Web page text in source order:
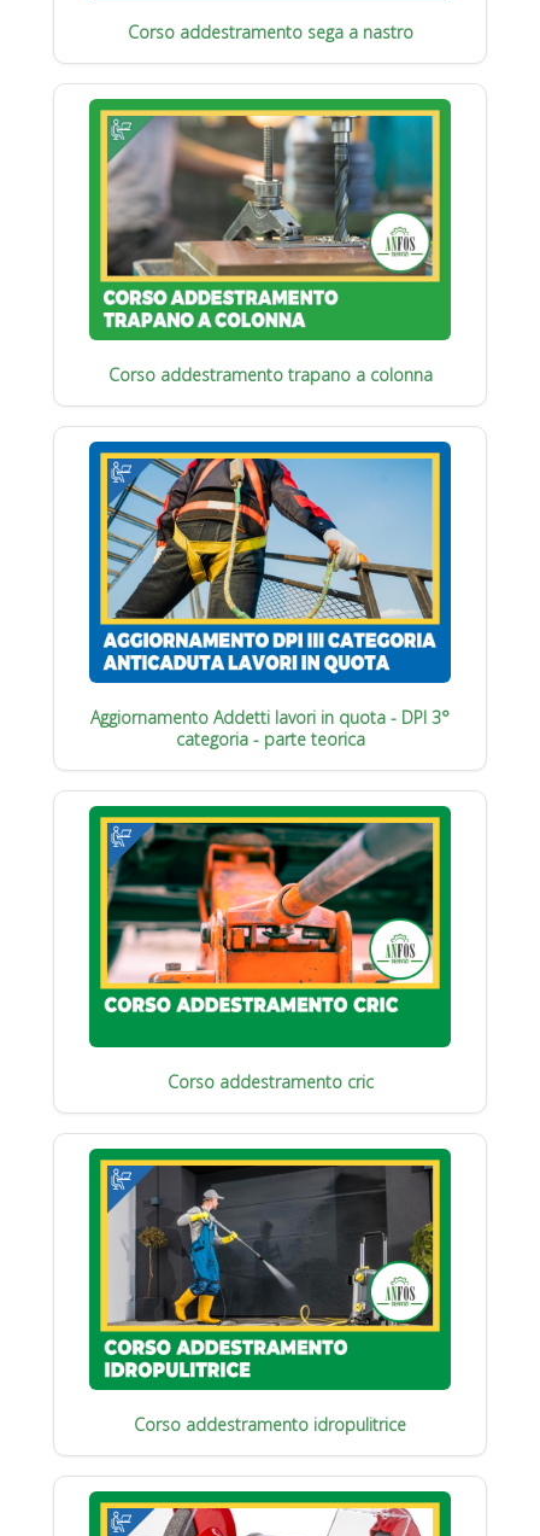
Corso addestramento sega a nastro
Corso addestramento trapano a colonna
Aggiornamento Addetti lavori in quota - DPI 3°
categoria - parte teorica
Corso addestramento cric
Corso addestramento idropulitrice